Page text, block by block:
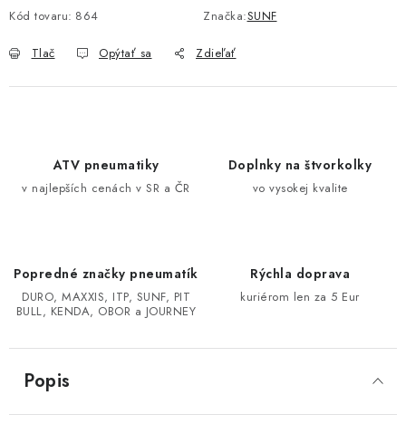
SUZUKI KINGQUAD 700/750 LTA
CAN AM OUTLANDER 570/650/800/1000
CF MOTO 800/850 GLADIATOR X8
POLARIS SPORTSMAN RZR 1000
TGB BLADE 600/1000 LT LTX
Kód tovaru: 864 Značka:SUNF
Tlač Opýtať sa Zdieľať
ATV pneumatiky
v najlepších cenách v SR a ČR
Doplnky na štvorkolky
vo vysokej kvalite
Popredné značky pneumatík
DURO, MAXXIS, ITP, SUNF, PIT
BULL, KENDA, OBOR a JOURNEY
Rýchla doprava
kuriérom len za 5 Eur
Popis